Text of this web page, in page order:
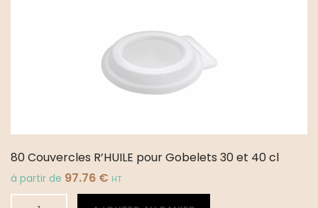
80 Couvercles R’HUILE pour Gobelets 30 et 40 cl
à partir de 97.76 € HT
quantité